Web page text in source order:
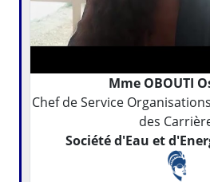
Mme OBOUTI
Chef de Service
des
Société d'Eau et